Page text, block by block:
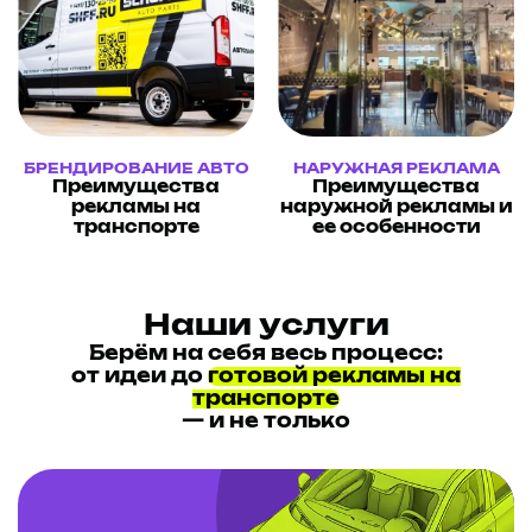
БРЕНДИРОВАНИЕ АВТО
Преимущества
рекламы на
транспорте
НАРУЖНАЯ РЕКЛАМА
Преимущества
наружной рекламы и
ее особенности
Наши услуги
Берём на себя весь процесс:
от идеи до готовой рекламы на
транспорте
— и не только